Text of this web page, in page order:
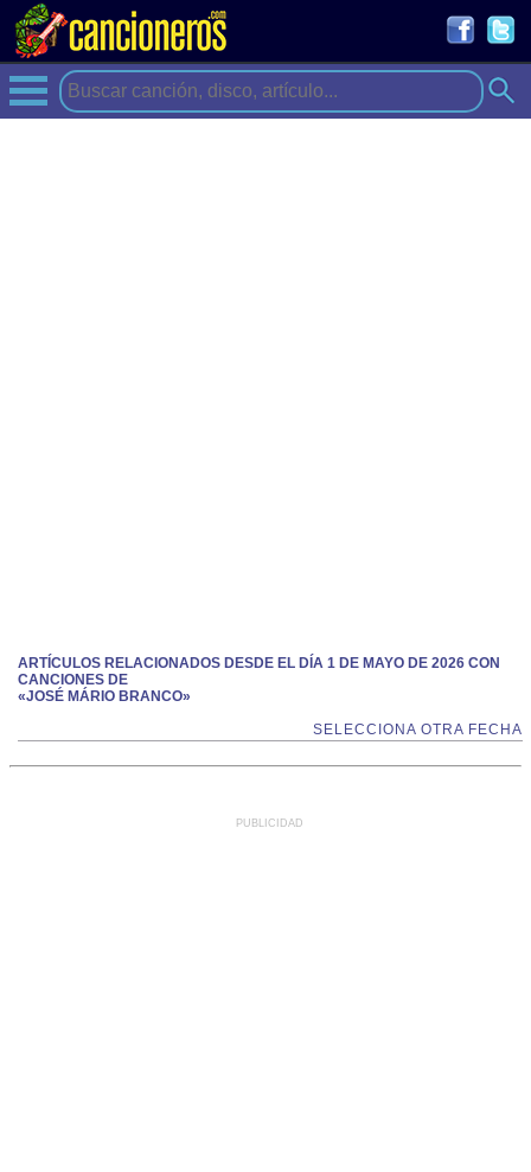
ARTÍCULOS RELACIONADOS DESDE EL DÍA 1 DE MAYO DE 2026 CON
CANCIONES DE
«JOSÉ MÁRIO BRANCO»
SELECCIONA OTRA FECHA
PUBLICIDAD